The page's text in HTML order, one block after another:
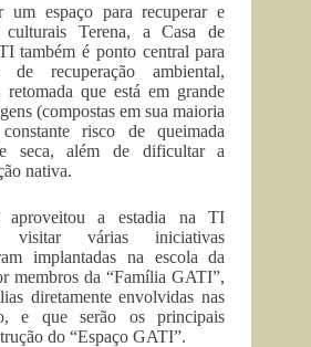
um espaço para recuperar e
Terena, a Casa de
também é ponto central para
recuperação ambiental,
retomada que está em grande
(compostas em sua maioria
risco de queimada
seca, além de dificultar a
nativa.
a estadia na TI
visitar várias iniciativas
implantadas na escola da
membros da “Família GATI”,
diretamente envolvidas nas
e que serão os principais
do “Espaço GATI”.